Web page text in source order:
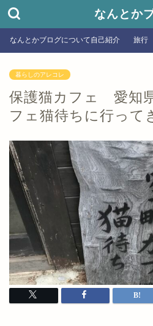
なんとか
なんとかブログについて自己紹介 旅行
暮らしのアレコレ
保護猫カフェ 愛知
フェ猫待ちに行って